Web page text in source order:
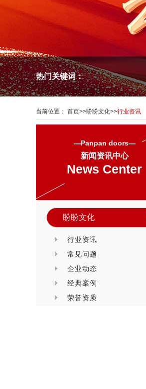
热门关键词：
当前位置： 首页>>盼盼文化>>行业资讯
—Panpan doors—
新闻资讯中心
News Center
盼盼文化
行业资讯
常见问题
企业动态
经典案例
荣誉资质